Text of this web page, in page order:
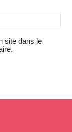
site dans le